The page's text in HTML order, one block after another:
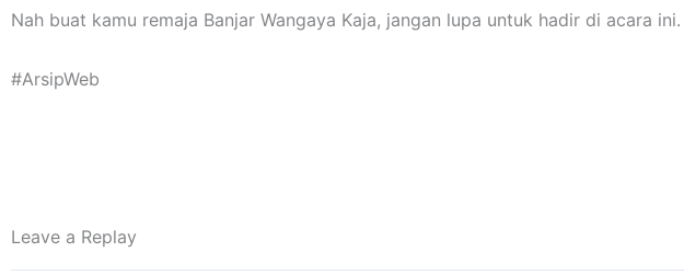
Nah buat kamu remaja Banjar Wangaya Kaja, jangan lupa untuk hadir di acara ini.
#ArsipWeb
Leave a Replay